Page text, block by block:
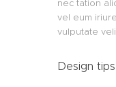
nec tation
vel eum
vulputate
Design tips